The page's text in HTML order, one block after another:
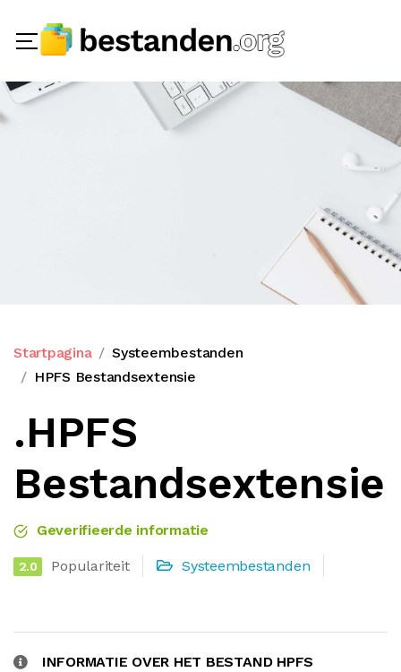
Startpagina
Systeembestanden
HPFS Bestandsextensie
.HPFS
Bestandsextensie
Geverifieerde informatie
2.0 Populariteit Systeembestanden
INFORMATIE OVER HET BESTAND HPFS